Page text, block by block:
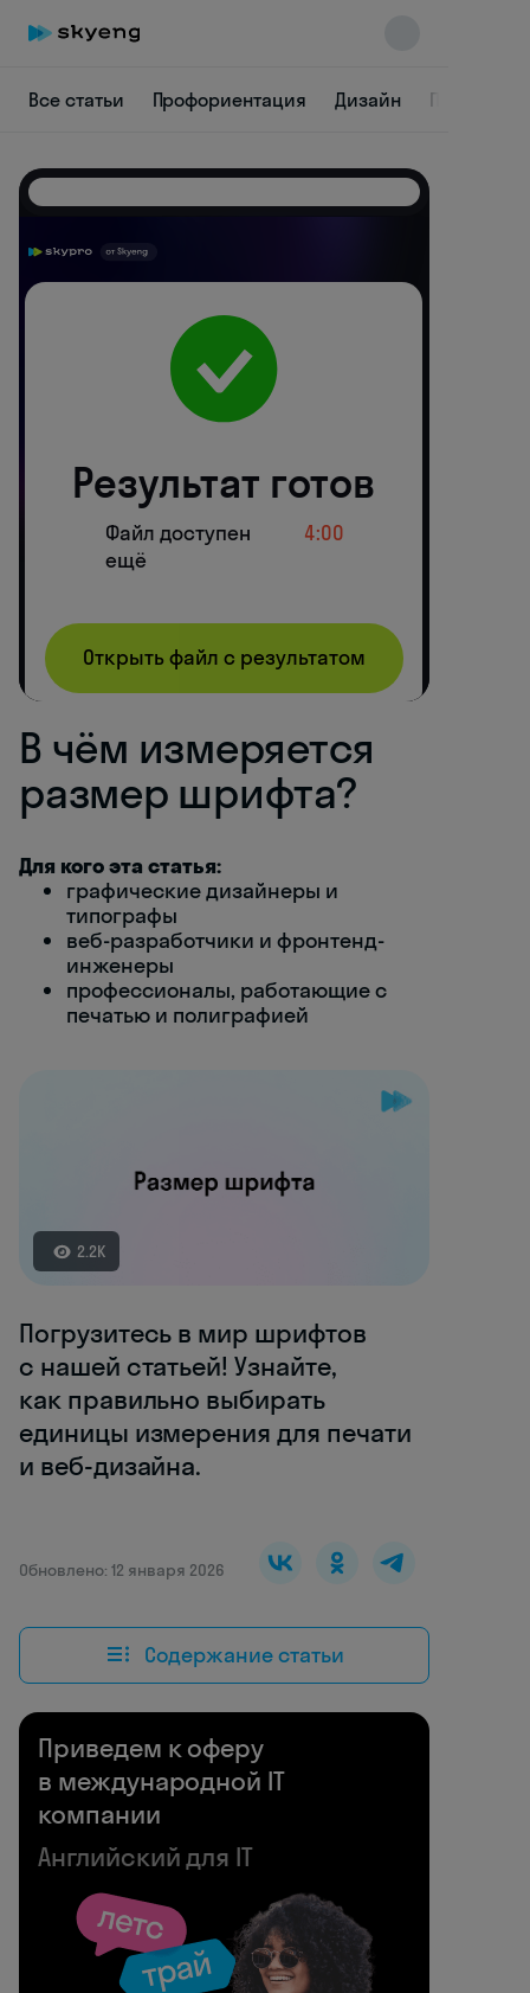
Все статьи Профориентация Дизайн
В чём измеряется
размер шрифта?
Для кого эта статья:
графические дизайнеры и
типографы
веб-разработчики и фронтенд-
инженеры
профессионалы, работающие с
печатью и полиграфией
2.2K
Погрузитесь в мир шрифтов
с нашей статьей! Узнайте,
как правильно выбирать
единицы измерения для печати
и веб-дизайна.
Обновлено: 12 января 2026
Содержание статьи
Приведем к оферу
в международной IT
компании
Английский для IT